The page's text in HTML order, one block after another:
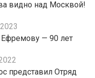
видно над Москвой!
Ефремову — 90 лет
представил Отряд